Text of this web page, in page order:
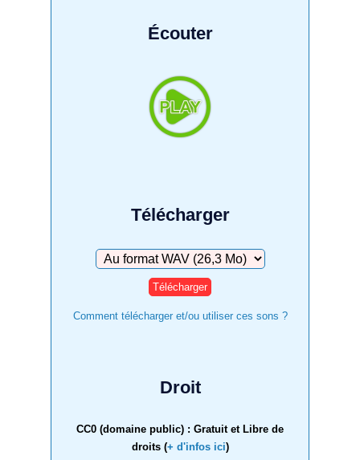
Écouter
Télécharger
Télécharger
Comment télécharger et/ou utiliser ces sons ?
Droit
CC0 (domaine public) : Gratuit et Libre de
droits (+ d'infos ici)